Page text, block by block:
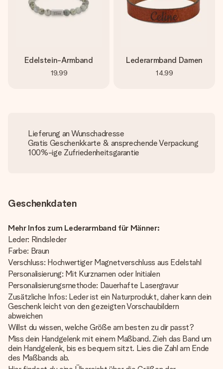
Edelstein-Armband
19,99
Lederarmband Damen
14,99
Lieferung an Wunschadresse
Gratis Geschenkkarte & ansprechende Verpackung
100%-ige Zufriedenheitsgarantie
Geschenkdaten
Mehr Infos zum Lederarmband für Männer:
Leder: Rindsleder
Farbe: Braun
Verschluss: Hochwertiger Magnetverschluss aus Edelstahl
Personalisierung: Mit Kurznamen oder Initialen
Personalisierungsmethode: Dauerhafte Lasergravur
Zusätzliche Infos: Leder ist ein Naturprodukt, daher kann dein
Geschenk leicht von den gezeigten Vorschaubildern
abweichen
Willst du wissen, welche Größe am besten zu dir passt?
Miss dein Handgelenk mit einem Maßband. Zieh das Band um
dein Handgelenk, bis es bequem sitzt. Lies die Zahl am Ende
des Maßbands ab.